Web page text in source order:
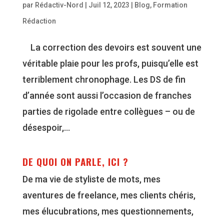
par Rédactiv-Nord Juil 12, 2023 Blog, Formation
Rédaction
La correction des devoirs est souvent une
véritable plaie pour les profs, puisqu’elle est
terriblement chronophage. Les DS de fin
d’année sont aussi l’occasion de franches
parties de rigolade entre collègues – ou de
désespoir,...
DE QUOI ON PARLE, ICI ?
De ma vie de styliste de mots, mes
aventures de freelance, mes clients chéris,
mes élucubrations, mes questionnements,